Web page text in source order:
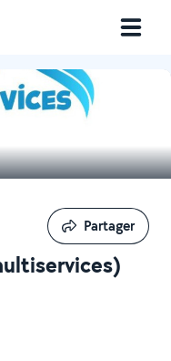
Partager
Partager